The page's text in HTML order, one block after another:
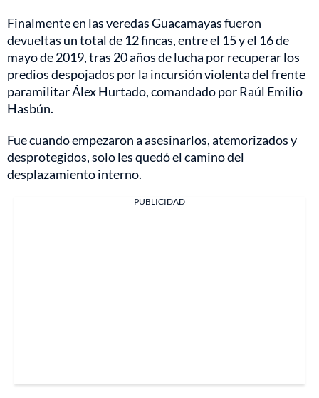
Finalmente en las veredas Guacamayas fueron
devueltas un total de 12 fincas, entre el 15 y el 16 de
mayo de 2019, tras 20 años de lucha por recuperar los
predios despojados por la incursión violenta del frente
paramilitar Álex Hurtado, comandado por Raúl Emilio
Hasbún.
Fue cuando empezaron a asesinarlos, atemorizados y
desprotegidos, solo les quedó el camino del
desplazamiento interno.
PUBLICIDAD